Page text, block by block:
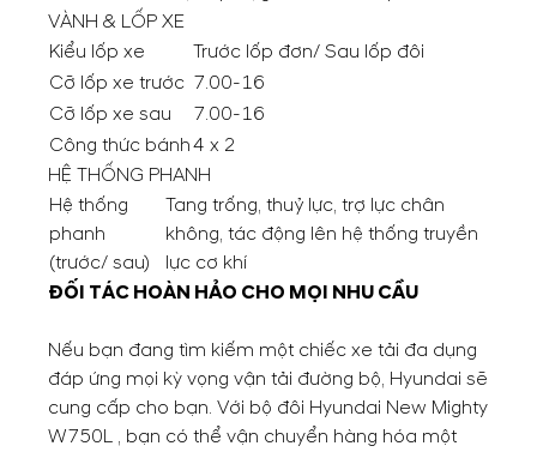
VÀNH & LỐP XE
Kiểu lốp xe
Trước lốp đơn/ Sau lốp đôi
Cỡ lốp xe trước 7.00-16
Cỡ lốp xe sau
7.00-16
Công thức bánh4 x 2
HỆ THỐNG PHANH
Hệ thống
phanh
(trước/ sau)
Tang trống, thuỷ lực, trợ lực chân
không, tác động lên hệ thống truyền
lực cơ khí
ĐỐI TÁC HOÀN HẢO CHO MỌI NHU CẦU
Nếu bạn đang tìm kiếm một chiếc xe tải đa dụng
đáp ứng mọi kỳ vọng vận tải đường bộ, Hyundai sẽ
cung cấp cho bạn. Với bộ đôi Hyundai New Mighty
W750L , bạn có thể vận chuyển hàng hóa một